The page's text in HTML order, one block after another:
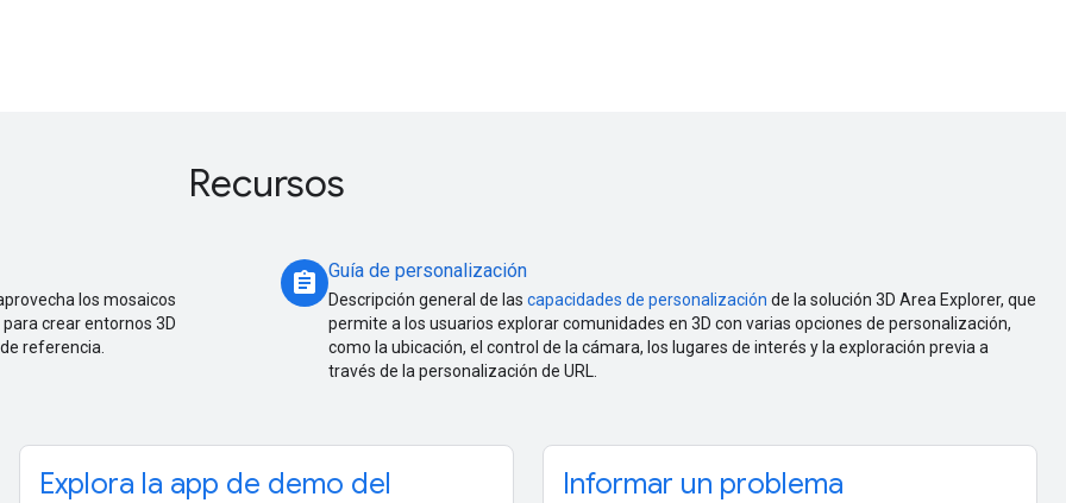
Recursos
los mosaicos
para crear entornos 3D
referencia.
assignment Guía de personalización
Descripción general de las capacidades de personalización de la solución 3D Area Explorer, que
permite a los usuarios explorar comunidades en 3D con varias opciones de personalización,
como la ubicación, el control de la cámara, los lugares de interés y la exploración previa a
través de la personalización de URL.
Explora la app de demo del
Informar un problema